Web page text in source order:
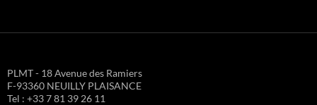
PLMT - 18 Avenue des Ramiers
F-93360 NEUILLY PLAISANCE
Tel : +33 7 81 39 26 11